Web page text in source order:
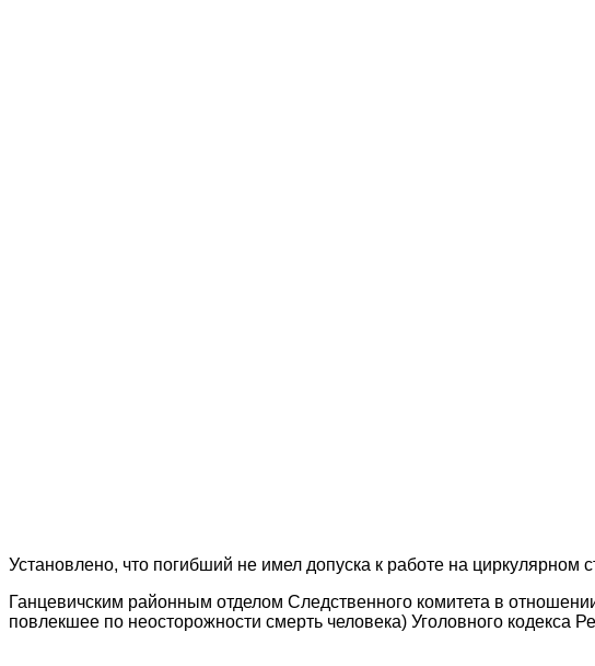
Установлено, что погибший не имел допуска к работе на циркулярном
Ганцевичским районным отделом Следственного комитета в
повлекшее по неосторожности смерть человека) Уголовного кодекса